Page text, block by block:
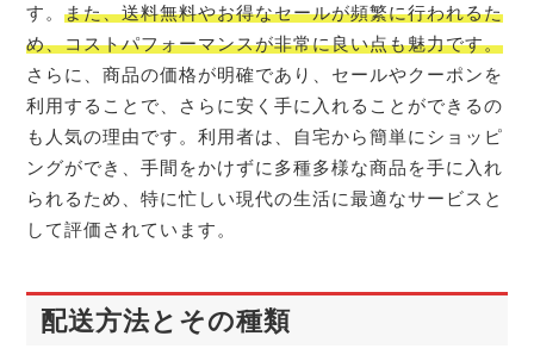
す。また、送料無料やお得なセールが頻繁に行われるた
め、コストパフォーマンスが非常に良い点も魅力です。
さらに、商品の価格が明確であり、セールやクーポンを
利用することで、さらに安く手に入れることができるの
も人気の理由です。利用者は、自宅から簡単にショッピ
ングができ、手間をかけずに多種多様な商品を手に入れ
られるため、特に忙しい現代の生活に最適なサービスと
して評価されています。
配送方法とその種類